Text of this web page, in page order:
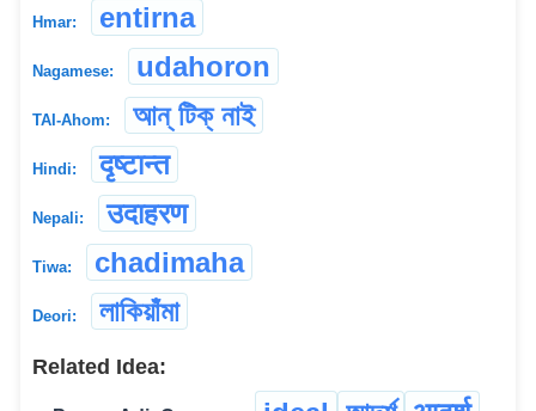
Hmar: entirna
Nagamese: udahoron
TAI-Ahom: আন্ টিক্ নাই
Hindi: दृष्टान्त
Nepali: उदाहरण
Tiwa: chadimaha
Deori: লাকিয়াঁমা
Related Idea: